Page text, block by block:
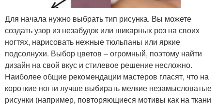
Для начала нужно выбрать тип рисунка. Вы можете
создать узор из незабудок или шикарных роз на своих
ногтях, нарисовать нежные тюльпаны или яркие
подсолнухи. Выбор цветов – огромный, поэтому найти
дизайн на свой вкус и стилевое решение несложно.
Наиболее общие рекомендации мастеров гласят, что на
короткие ногти лучше выбирать мелкие незамысловатые
рисунки (например, повторяющиеся мотивы как на ткани